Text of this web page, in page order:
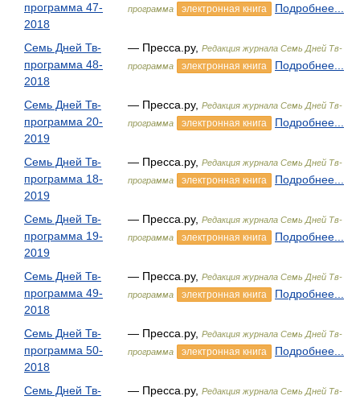
программа 47-
2018
программа
электронная книга Подробнее...
Семь Дней Тв-
программа 48-
2018
— Пресса.ру, Редакция журнала Семь Дней Тв-
программа
электронная книга Подробнее...
Семь Дней Тв-
программа 20-
2019
— Пресса.ру, Редакция журнала Семь Дней Тв-
программа
электронная книга Подробнее...
Семь Дней Тв-
программа 18-
2019
— Пресса.ру, Редакция журнала Семь Дней Тв-
программа
электронная книга Подробнее...
Семь Дней Тв-
программа 19-
2019
— Пресса.ру, Редакция журнала Семь Дней Тв-
программа
электронная книга Подробнее...
Семь Дней Тв-
программа 49-
2018
— Пресса.ру, Редакция журнала Семь Дней Тв-
программа
электронная книга Подробнее...
Семь Дней Тв-
программа 50-
2018
— Пресса.ру, Редакция журнала Семь Дней Тв-
программа
электронная книга Подробнее...
Семь Дней Тв-
— Пресса.ру, Редакция журнала Семь Дней Тв-